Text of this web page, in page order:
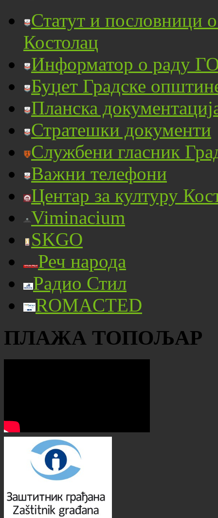
Статут и пословници
Костолац
Информатор о раду
Буџет Градске
Планска
Стратешки документи
Службени гласник
Важни телефони
Центар за културу
Viminacium
SKGO
Реч народа
Радио Стил
ROMACTED
ПЛАЖА ТОПОЉАР